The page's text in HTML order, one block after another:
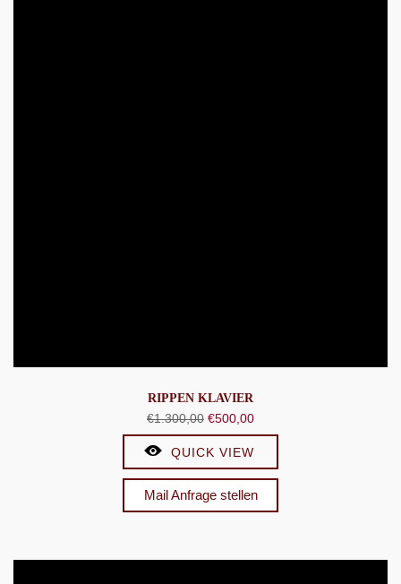
RIPPEN KLAVIER
€1.300,00 Ursprünglicher
Preis
war:
€1.300,00
€500,00Aktueller
Preis
€500,00.
QUICK VIEW
Mail Anfrage stellen